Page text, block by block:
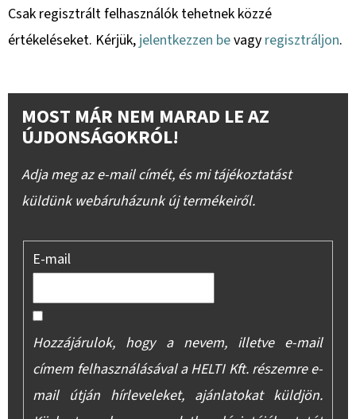
Csak regisztrált felhasználók tehetnek közzé
értékeléseket. Kérjük, jelentkezzen bevagy regisztráljon.
MOST MÁR NEM MARAD LE AZ
ÚJDONSÁGOKRÓL!
Adja meg az e-mail címét, és mi tájékoztatást
küldünk webáruházunk új termékeiről.
E-mail
Hozzájárulok, hogy a nevem, illetve e-mail
címem felhasználásával a HELTI Kft. részemre e-
mail útján hírleveleket, ajánlatokat küldjön.